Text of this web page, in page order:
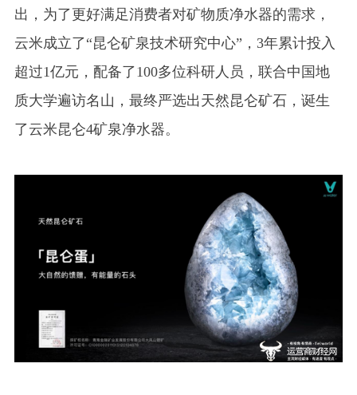
出，为了更好满足消费者对矿物质净水器的需求，
云米成立了“昆仑矿泉技术研究中心”，3年累计投入
超过1亿元，配备了100多位科研人员，联合中国地
质大学遍访名山，最终严选出天然昆仑矿石，诞生
了云米昆仑4矿泉净水器。